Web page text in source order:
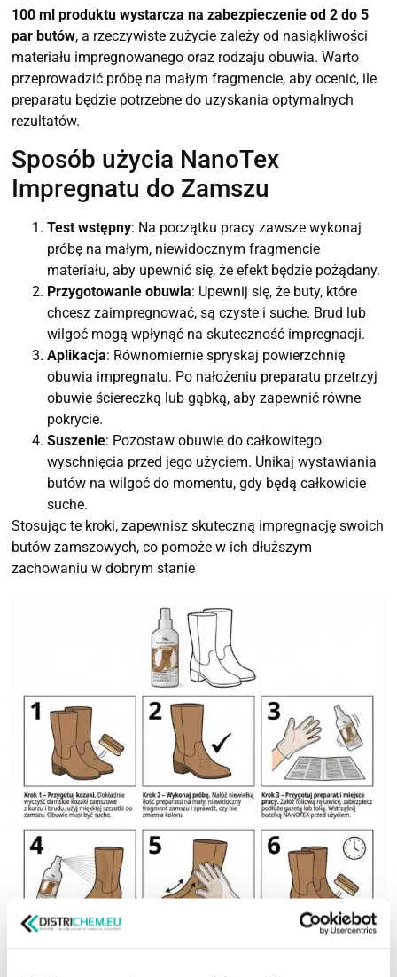
100 ml produktu wystarcza na zabezpieczenie od 2 do 5
par butów, a rzeczywiste zużycie zależy od nasiąkliwości
materiału impregnowanego oraz rodzaju obuwia. Warto
przeprowadzić próbę na małym fragmencie, aby ocenić, ile
preparatu będzie potrzebne do uzyskania optymalnych
rezultatów.
Sposób użycia NanoTex
Impregnatu do Zamszu
Test wstępny: Na początku pracy zawsze wykonaj
próbę na małym, niewidocznym fragmencie
materiału, aby upewnić się, że efekt będzie pożądany.
Przygotowanie obuwia: Upewnij się, że buty, które
chcesz zaimpregnować, są czyste i suche. Brud lub
wilgoć mogą wpłynąć na skuteczność impregnacji.
Aplikacja: Równomiernie spryskaj powierzchnię
obuwia impregnatu. Po nałożeniu preparatu przetrzyj
obuwie ściereczką lub gąbką, aby zapewnić równe
pokrycie.
Suszenie: Pozostaw obuwie do całkowitego
wyschnięcia przed jego użyciem. Unikaj wystawiania
butów na wilgoć do momentu, gdy będą całkowicie
suche.
Stosując te kroki, zapewnisz skuteczną impregnację swoich
butów zamszowych, co pomoże w ich dłuższym
zachowaniu w dobrym stanie